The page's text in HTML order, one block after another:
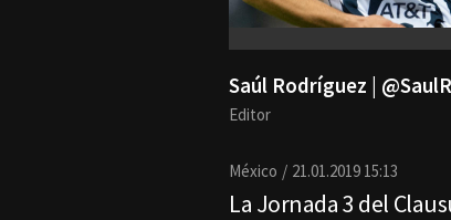
Saúl Rodríguez |
Editor
México 21.01.2019 15:13
La Jornada 3 del